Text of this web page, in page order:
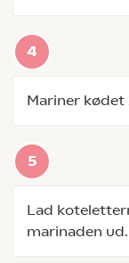
Mariner kødet
Lad
marinaden ud.